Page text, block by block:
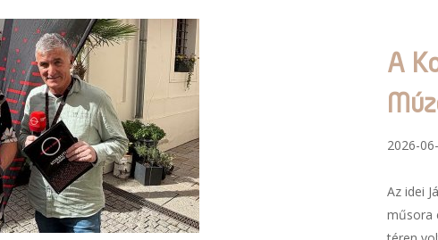
Küldetésünk, Értékeink
A
2026-
Az idei
műsora